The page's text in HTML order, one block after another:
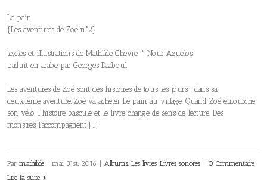
Le pain
{Les aventures de Zoé n°2}
textes et illustrations de Mathilde Chèvre * Nour Azuelos
traduit en arabe par Georges Daaboul
Les aventures de Zoé sont des histoires de tous les jours : dans sa
deuxième aventure, Zoé va acheter Le pain au village. Quand Zoé enfourche
son vélo, l’histoire bascule et le livre change de sens de lecture. Des
monstres l’accompagnent […]
Par mathilide mai 31st, 2016 Albums, Les livres, Livres sonores
0 Commentaire
Lire la suite